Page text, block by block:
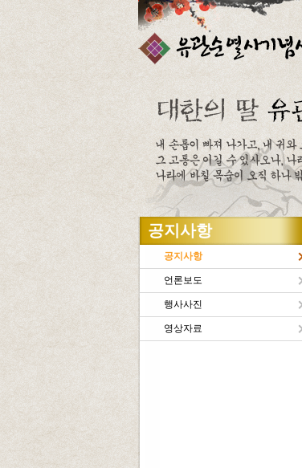
주메뉴바로가기
본문바로가기
공지사항
공지사항
언론보도
행사사진
영상자료